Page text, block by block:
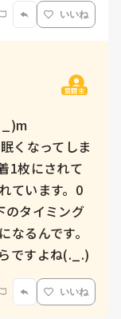
いいね
質問主
_)m
くなってしま
1枚にされて
ています。0
のタイミング
るんです。
ですよね(._.)
いいね